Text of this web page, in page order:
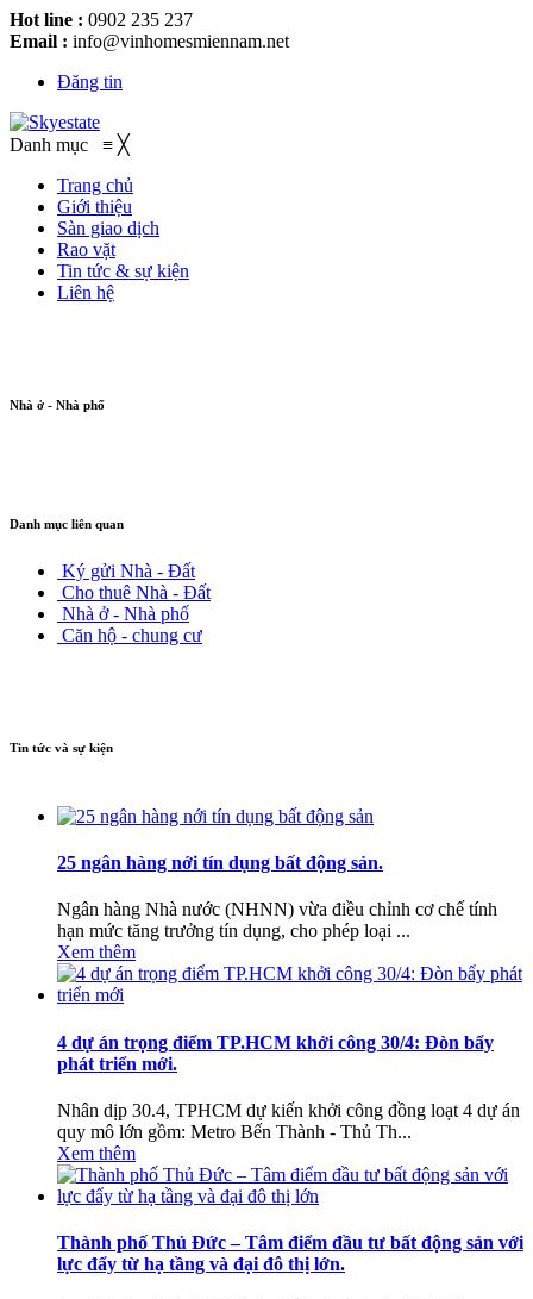
Hot line : 0902 235 237
Email : info@vinhomesmiennam.net
Đăng tin
Danh mục ≡ ╳
Trang chủ
Giới thiệu
Sàn giao dịch
Rao vặt
Tin tức & sự kiện
Liên hệ
Nhà ở - Nhà phố
Danh mục liên quan
Ký gửi Nhà - Đất
Cho thuê Nhà - Đất
Nhà ở - Nhà phố
Căn hộ - chung cư
Tin tức và sự kiện
25 ngân hàng nới tín dụng bất động sản.
Ngân hàng Nhà nước (NHNN) vừa điều chỉnh cơ chế tính
hạn mức tăng trưởng tín dụng, cho phép loại ...
Xem thêm
4 dự án trọng điểm TP.HCM khởi công 30/4: Đòn bẩy
phát triển mới.
Nhân dịp 30.4, TPHCM dự kiến khởi công đồng loạt 4 dự án
quy mô lớn gồm: Metro Bến Thành - Thủ Th...
Xem thêm
Thành phố Thủ Đức – Tâm điểm đầu tư bất động sản với
lực đẩy từ hạ tầng và đại đô thị lớn.